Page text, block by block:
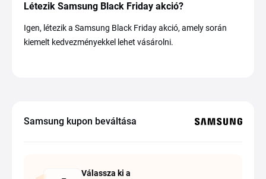
Létezik Samsung Black Friday akció?
Igen, létezik a Samsung Black Friday akció, amely során
kiemelt kedvezményekkel lehet vásárolni.
Samsung kupon beváltása
Válassza ki a